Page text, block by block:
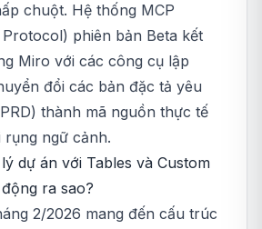
chuột. Hệ thống MCP
phiên bản Beta kết
Miro với các công cụ lập
đổi các bản đặc tả yêu
thành mã nguồn thực tế
ngữ cảnh.
dự án với Tables và Custom
ra sao?
2/2026 mang đến cấu trúc